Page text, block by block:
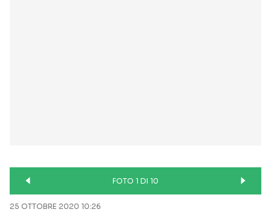
FOTO 1 DI 10
25 OTTOBRE 2020 10:26